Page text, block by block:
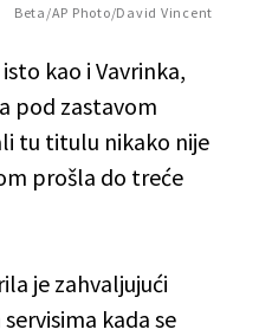
Beta/AP Photo/David Vincent
kao i Vavrinka,
pod zastavom
tu titulu nikako nije
prošla do treće
je zahvaljujući
kada se